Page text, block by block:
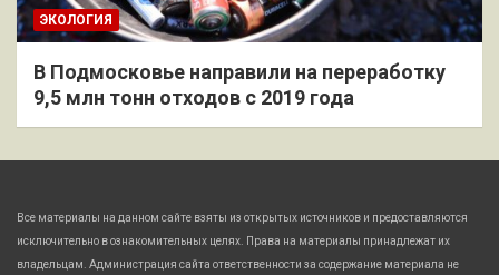
ЭКОЛОГИЯ
В Подмосковье направили на переработку
9,5 млн тонн отходов с 2019 года
Все материалы на данном сайте взяты из открытых источников и предоставляются
исключительно в ознакомительных целях. Права на материалы принадлежат их
владельцам. Администрация сайта ответственности за содержание материала не